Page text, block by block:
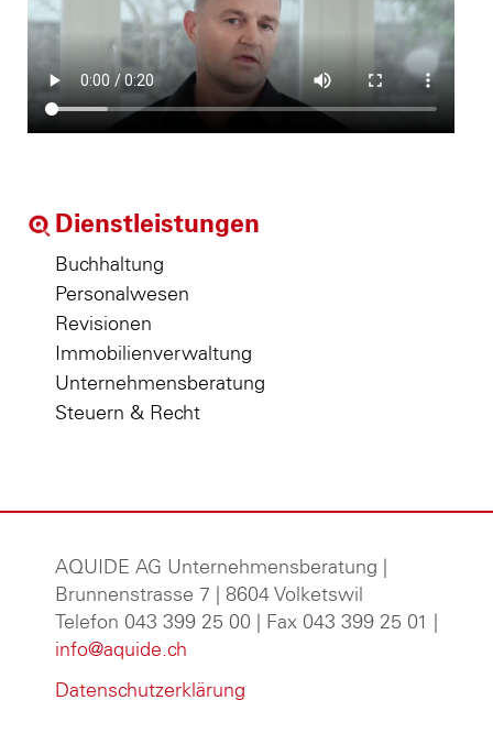
Dienstleistungen
Buchhaltung
Personalwesen
Revisionen
Immobilienverwaltung
Unternehmensberatung
Steuern & Recht
AQUIDE AG Unternehmensberatung
Brunnenstrasse 7 | 8604 Volketswil
Telefon 043 399 25 00 | Fax 043 399 25 01 |
info@aquide.ch
Datenschutzerklärung